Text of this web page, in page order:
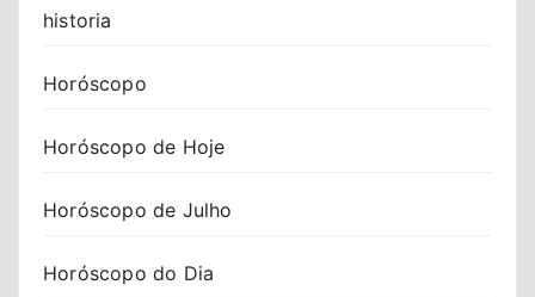
historia
Horóscopo
Horóscopo de Hoje
Horóscopo de Julho
Horóscopo do Dia